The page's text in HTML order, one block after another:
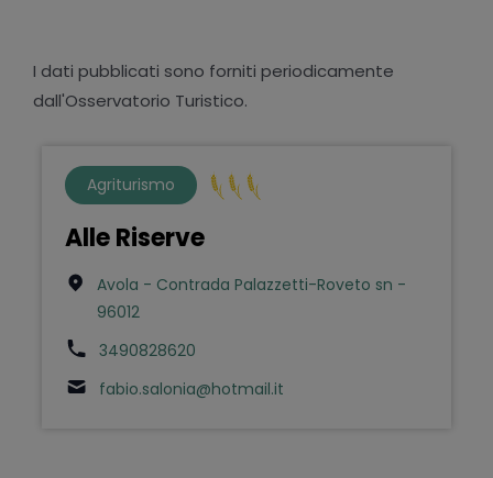
I dati pubblicati sono forniti periodicamente
dall'Osservatorio Turistico.
Agriturismo
Alle Riserve
Avola - Contrada Palazzetti-Roveto sn -
96012
3490828620
fabio.salonia@hotmail.it